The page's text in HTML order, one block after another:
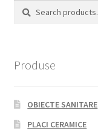
Search
Search
Produse
OBIECTE SANITARE
PLACI CERAMICE